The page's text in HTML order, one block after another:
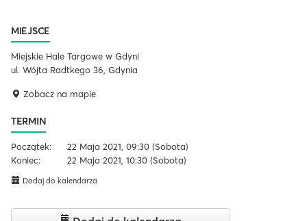
MIEJSCE
Miejskie Hale Targowe w Gdyni
ul. Wójta Radtkego 36, Gdynia
Zobacz na mapie
TERMIN
Początek: 22 Maja 2021, 09:30 (Sobota)
Koniec:
22 Maja 2021, 10:30 (Sobota)
Dodaj do kalendarza